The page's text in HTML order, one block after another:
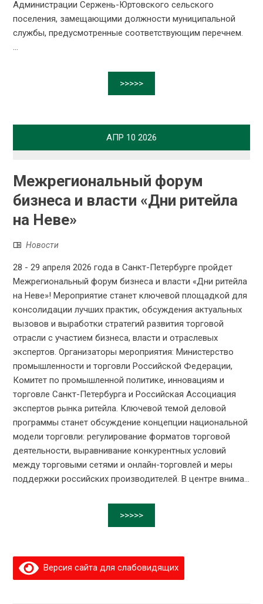
Администрации Сержень-Юртовского сельского
поселения, замещающими должности муниципальной
службы, предусмотренные соответствующим перечнем.
...
>>>>>
АПР 10 2026
Межрегиональный форум
бизнеса и власти «Дни ритейла
на Неве»
Новости
28 - 29 апреля 2026 года в Санкт-Петербурге пройдет
Межрегиональный форум бизнеса и власти «Дни ритейла
на Неве»! Мероприятие станет ключевой площадкой для
консолидации лучших практик, обсуждения актуальных
вызовов и выработки стратегий развития торговой
отрасли с участием бизнеса, власти и отраслевых
экспертов. Организаторы мероприятия: Министерство
промышленности и торговли Российской Федерации,
Комитет по промышленной политике, инновациям и
торговле Санкт-Петербурга и Российская Ассоциация
экспертов рынка ритейла. Ключевой темой деловой
программы станет обсуждение концепции национальной
модели торговли: регулирование форматов торговой
деятельности, выравнивание конкурентных условий
между торговыми сетями и онлайн-торговлей и меры
поддержки российских производителей. В центре внима...
>>>>>
Версия сайта для слабовидящих